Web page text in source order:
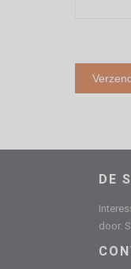
DE
door.